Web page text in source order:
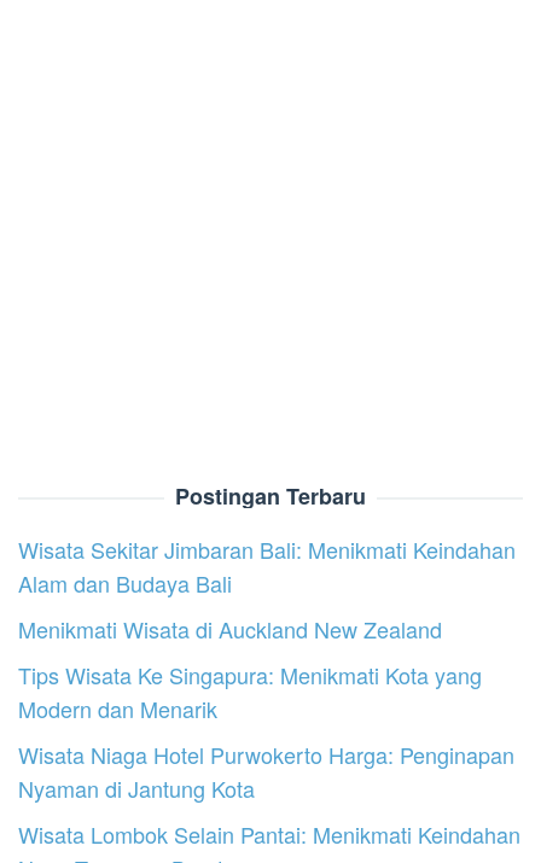
Postingan Terbaru
Wisata Sekitar Jimbaran Bali: Menikmati Keindahan
Alam dan Budaya Bali
Menikmati Wisata di Auckland New Zealand
Tips Wisata Ke Singapura: Menikmati Kota yang
Modern dan Menarik
Wisata Niaga Hotel Purwokerto Harga: Penginapan
Nyaman di Jantung Kota
Wisata Lombok Selain Pantai: Menikmati Keindahan